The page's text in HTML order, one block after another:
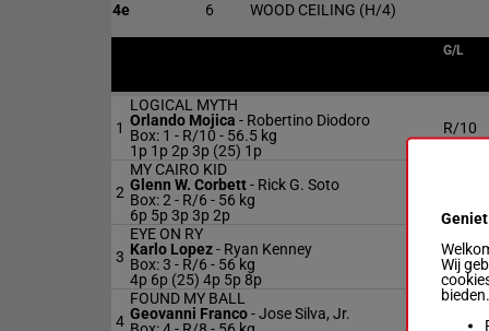
4e 6 WOOD CEILING (H/4)
G/L
1
LOGICAL MYTH
Orlando Mojica - Robertino Diodoro
Box: 1 - R/10 - 56.5 kg
1p 1p 2p 3p (25) 1p
R/10
2
MY CAIRO KID
Glenn W. Corbett- Rick G. Soto
Box: 2 - R/6 - 56 kg
6p 5p 3p 3p 2p
3
EYE ON RY
Karlo Lopez- Ryan Kenney
Box: 3 - R/6 - 56 kg
4p 6p (25) 4p 5p 8p
R/6
4
FOUND MY BALL
Geovanni Franco-Jose Silva, Jr.
Wij